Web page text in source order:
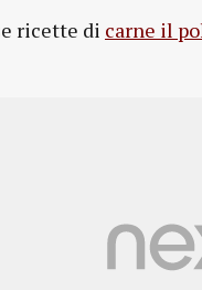
ricette di carne il